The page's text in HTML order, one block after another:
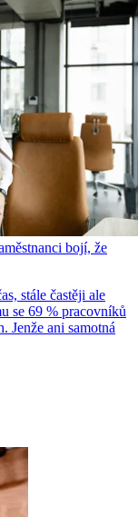
bojí, že
stále častěji ale
se 69 % pracovníků
Jenže ani samotná